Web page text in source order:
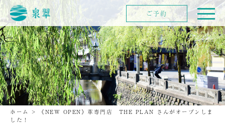
ホーム >
《NEW OPEN》革専門店 THE PLAN さんがオープンしま
した！
ご予約